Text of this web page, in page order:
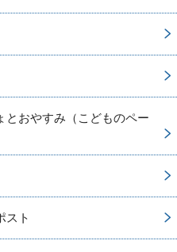
とおやすみ（こどものペー
スト